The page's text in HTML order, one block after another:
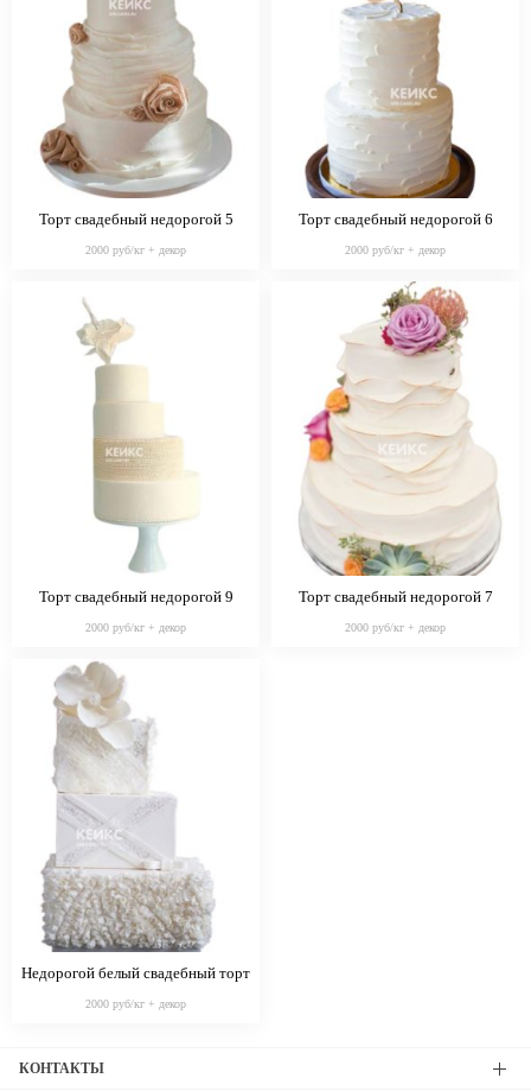
Торт свадебный недорогой 5
2000 руб/кг + декор
Торт свадебный недорогой 6
2000 руб/кг + декор
Торт свадебный недорогой 9
2000 руб/кг + декор
Торт свадебный недорогой 7
2000 руб/кг + декор
Недорогой белый свадебный торт
2000 руб/кг + декор
КОНТАКТЫ